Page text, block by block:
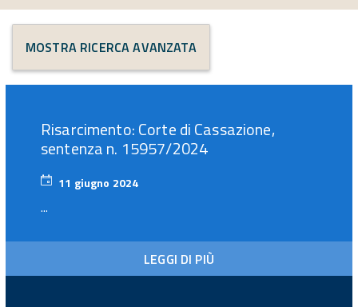
MOSTRA RICERCA AVANZATA
Risarcimento: Corte di Cassazione,
sentenza n. 15957/2024
11 giugno 2024
...
LEGGI DI PIÙ